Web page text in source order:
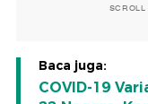
Baca juga:
COVID-19